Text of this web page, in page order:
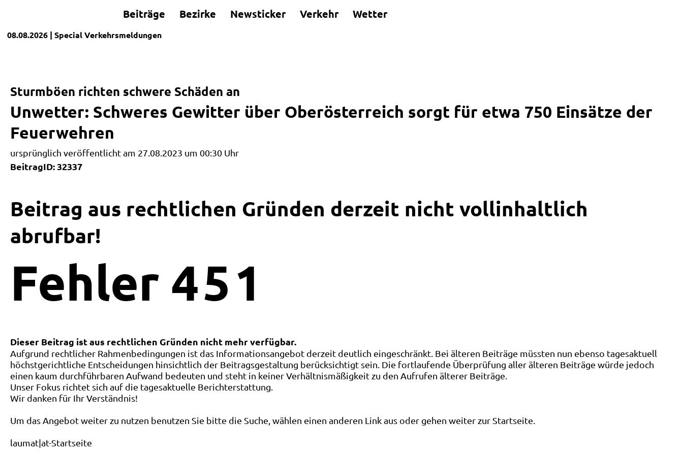
Beiträge Bezirke Newsticker Verkehr Wetter
08.08.2026 | SpecialVerkehrsmeldungen
Sturmböen richten schwere Schäden an
Unwetter: Schweres Gewitter über Oberösterreich sorgt für etwa 750 Einsätze der
Feuerwehren
ursprünglich veröffentlicht am 27.08.2023 um 00:30 Uhr
BeitragID: 32337
Beitrag aus rechtlichen Gründen derzeit nicht vollinhaltlich
abrufbar!
Fehler 4 5 1
Dieser Beitrag ist aus rechtlichen Gründen nicht mehr verfügbar.
Aufgrund rechtlicher Rahmenbedingungen ist das Informationsangebot derzeit deutlich eingeschränkt. Bei älteren Beiträge müssten nun ebenso tagesaktuell
höchstgerichtliche Entscheidungen hinsichtlich der Beitragsgestaltung berücksichtigt sein. Die fortlaufende Überprüfung aller älteren Beiträge würde jedoch
einen kaum durchführbaren Aufwand bedeuten und steht in keiner Verhältnismäßigkeit zu den Aufrufen älterer Beiträge.
Unser Fokus richtet sich auf die tagesaktuelle Berichterstattung.
Wir danken für Ihr Verständnis!
Um das Angebot weiter zu nutzen benutzen Sie bitte die Suche, wählen einen anderen Link aus oder gehen weiter zur Startseite.
laumat|at-Startseite